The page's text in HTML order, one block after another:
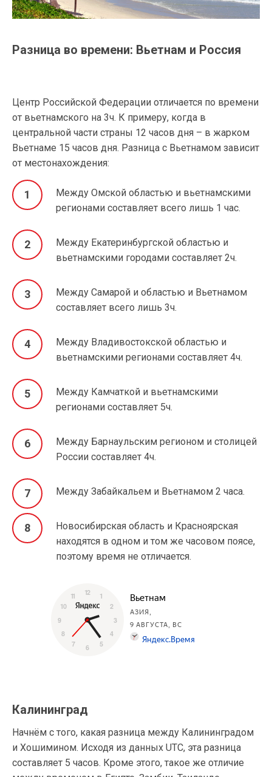
Разница во времени: Вьетнам и Россия
Центр Российской Федерации отличается по времени
от вьетнамского на 3ч. К примеру, когда в
центральной части страны 12 часов дня – в жарком
Вьетнаме 15 часов дня. Разница с Вьетнамом зависит
от местонахождения:
Между Омской областью и вьетнамскими
регионами составляет всего лишь 1 час.
Между Екатеринбургской областью и
вьетнамскими городами составляет 2ч.
Между Самарой и областью и Вьетнамом
составляет всего лишь 3ч.
Между Владивостокской областью и
вьетнамскими регионами составляет 4ч.
Между Камчаткой и вьетнамскими
регионами составляет 5ч.
Между Барнаульским регионом и столицей
России составляет 4ч.
Между Забайкальем и Вьетнамом 2 часа.
Новосибирская область и Красноярская
находятся в одном и том же часовом поясе,
поэтому время не отличается.
Калининград
Начнём с того, какая разница между Калининградом
и Хошимином. Исходя из данных UTC, эта разница
составляет 5 часов. Кроме этого, такое же отличие